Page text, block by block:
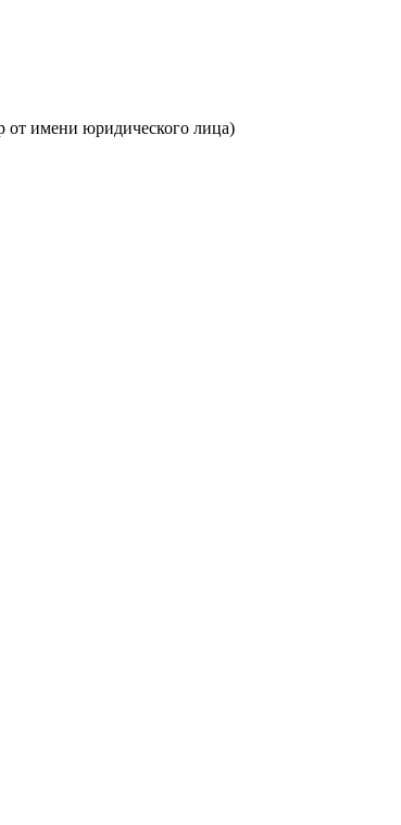
от имени юридического лица)